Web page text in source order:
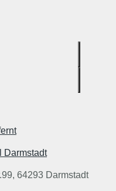
Darmstadt
64293 Darmstadt